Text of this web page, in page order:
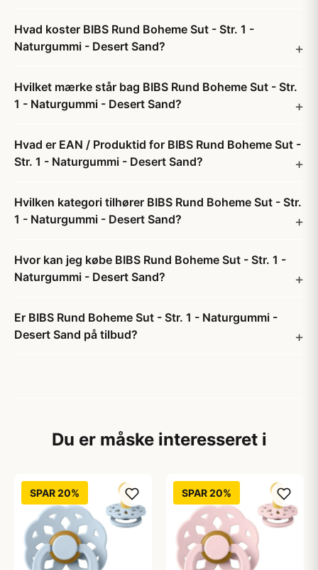
Hvad koster BIBS Rund Boheme Sut - Str. 1 -
Naturgummi - Desert Sand?
Hvilket mærke står bag BIBS Rund Boheme Sut - Str.
1 - Naturgummi - Desert Sand?
Hvad er EAN / Produktid for BIBS Rund Boheme Sut -
Str. 1 - Naturgummi - Desert Sand?
Hvilken kategori tilhører BIBS Rund Boheme Sut - Str.
1 - Naturgummi - Desert Sand?
Hvor kan jeg købe BIBS Rund Boheme Sut - Str. 1 -
Naturgummi - Desert Sand?
Er BIBS Rund Boheme Sut - Str. 1 - Naturgummi -
Desert Sand på tilbud?
Du er måske interesseret i
SPAR 20% SPAR 20%